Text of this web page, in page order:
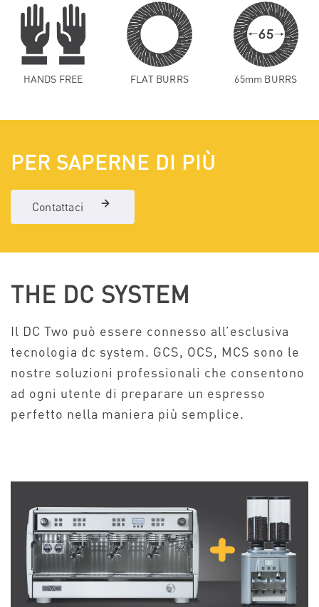
HANDS FREE FLAT BURRS 65mm BURRS
PER SAPERNE DI PIÙ
Contattaci
THE DC SYSTEM
Il DC Two può essere connesso all’esclusiva
tecnologia dc system. GCS, OCS, MCS sono le
nostre soluzioni professionali che consentono
ad ogni utente di preparare un espresso
perfetto nella maniera più semplice.